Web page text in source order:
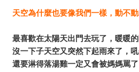
天空為什麼也要像我們一樣，動不
最喜歡在太陽天出門去玩了，暖暖
沒一下子天空又突然下起雨來了，
還要淋得落湯雞一定又會被媽媽罵